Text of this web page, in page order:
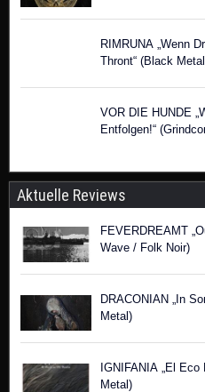
RIMRUNA „Wenn
Thront“ (Black
VOR DIE HUNDE
Entfolgen!“
Aktuelle Reviews
FEVERDREAMT
Wave / Folk Noir)
DRACONIAN „In
Metal)
IGNIFANIA „El
Metal)